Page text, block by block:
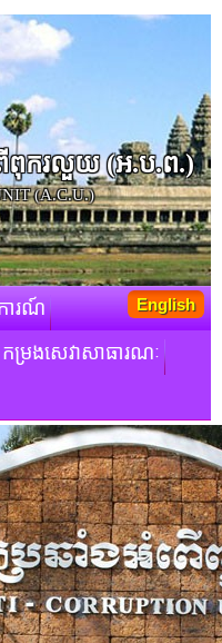
ើពុករលួយ​ (អ.ប.ព.)
(A.C.U.)
ការណ៍
កម្រងសេវាសាធារណៈ
English